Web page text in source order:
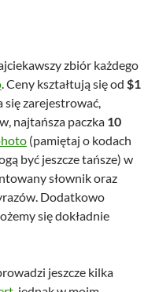
zbiór każdego
się zarejestrować,
najtańsza paczka10
(pamiętaj o kodach
być jeszcze tańsze) w
słownik oraz
Dodatkowo
się dokładnie
jeszcze kilka
zdjęć nie są tak